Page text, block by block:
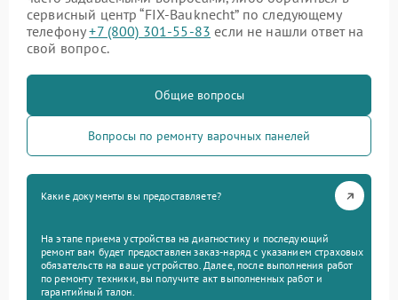
сервисный центр “FIX-Bauknecht” по следующему
телефону+7 (800) 301-55-83 если не нашли ответ на
свой вопрос.
Общие вопросы
Вопросы по ремонту варочных панелей
Какие документы вы предоставляете?
На этапе приема устройства на диагностику и последующий
ремонт вам будет предоставлен заказ-наряд с указанием страховых
обязательств на ваше устройство. Далее, после выполнения работ
по ремонту техники, вы получите акт выполненных работ и
гарантийный талон.